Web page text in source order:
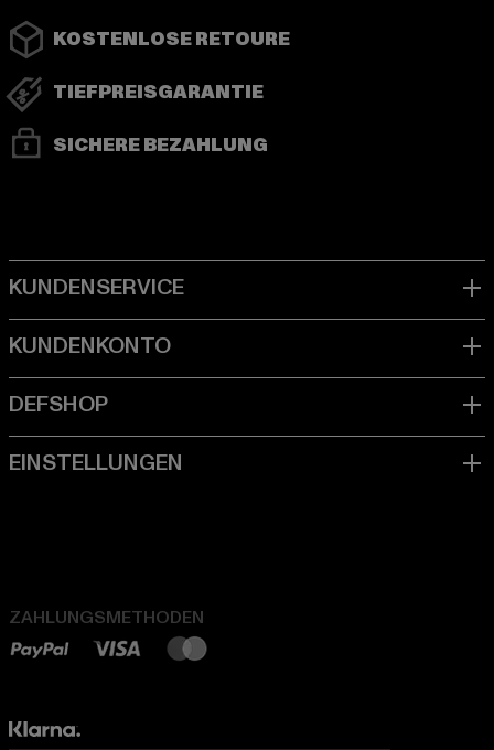
KOSTENLOSE RETOURE
TIEFPREISGARANTIE
SICHERE BEZAHLUNG
ZAHLUNGSMETHODEN